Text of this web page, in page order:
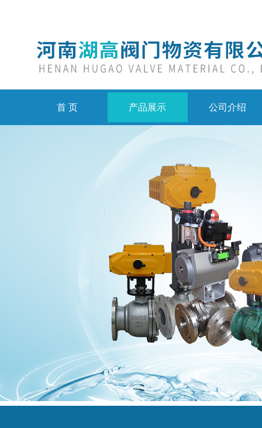
首 页 产品展示 公司介绍